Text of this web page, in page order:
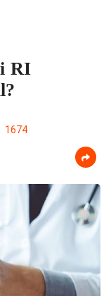
RI
1674